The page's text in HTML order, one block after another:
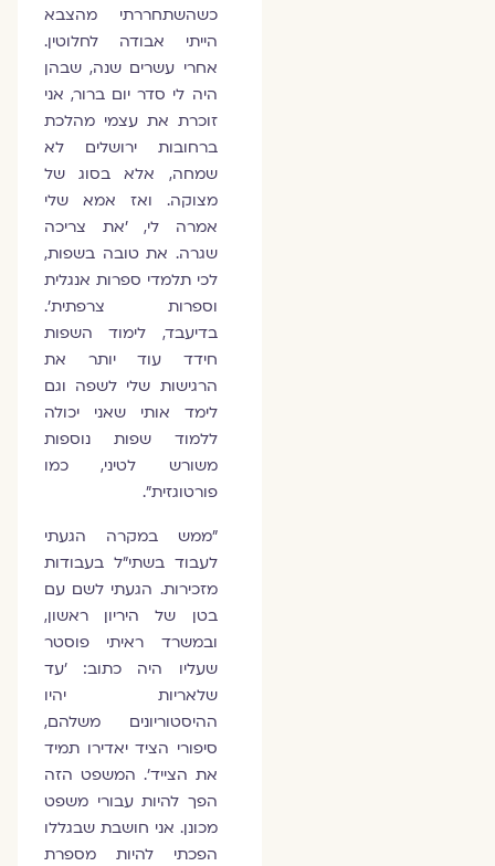
כשהשתחררתי מהצבא
הייתי אבודה לחלוטין.
אחרי עשרים שנה, שבהן
היה לי סדר יום ברור, אני
זוכרת את עצמי מהלכת
ברחובות ירושלים לא
שמחה, אלא בסוג של
מצוקה. ואז אמא שלי
אמרה לי, 'את צריכה
שגרה. את טובה בשפות,
לכי תלמדי ספרות אנגלית
וספרות צרפתית'.
בדיעבד, לימוד השפות
חידד עוד יותר את
הרגישות שלי לשפה וגם
לימד אותי שאני יכולה
ללמוד שפות נוספות
משורש לטיני, כמו
פורטוגזית".
"ממש במקרה הגעתי
לעבוד בשתי"ל בעבודות
מזכירות. הגעתי לשם עם
בטן של היריון ראשון,
ובמשרד ראיתי פוסטר
שעליו היה כתוב: 'עד
שלאריות יהיו
ההיסטוריונים משלהם,
סיפורי הציד יאדירו תמיד
את הצייד'. המשפט הזה
הפך להיות עבורי משפט
מכונן. אני חושבת שבגללו
הפכתי להיות מספרת